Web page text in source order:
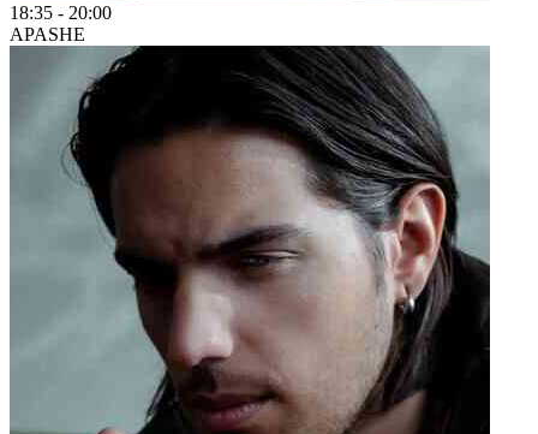
18:35 - 20:00
APASHE